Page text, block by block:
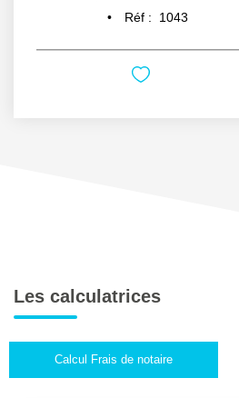
Réf :
1043
Les calculatrices
Calcul Frais de notaire